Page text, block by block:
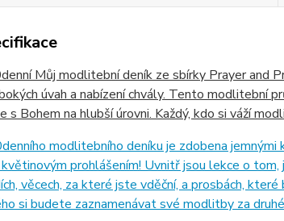
Můj modlitební deník ze sbírky Prayer and
úvah a nabízení chvály. Tento modlitební
Bohem na hlubší úrovni. Každý, kdo si váží
modlitebního deníku je zdobena jemnými
prohlášením! Uvnitř jsou lekce o
věcech, za které jste vděční, a prosbách,
si budete zaznamenávat své modlitby za